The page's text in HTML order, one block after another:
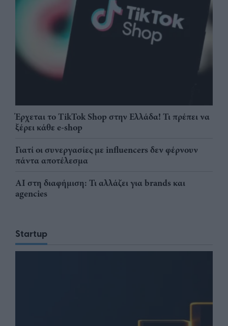
Έρχεται το TikTok Shop στην Ελλάδα! Τι πρέπει να
ξέρει κάθε e-shop
Γιατί οι συνεργασίες με influencers δεν φέρνουν
πάντα αποτέλεσμα
AI στη διαφήμιση: Τι αλλάζει για brands και
agencies
Startup